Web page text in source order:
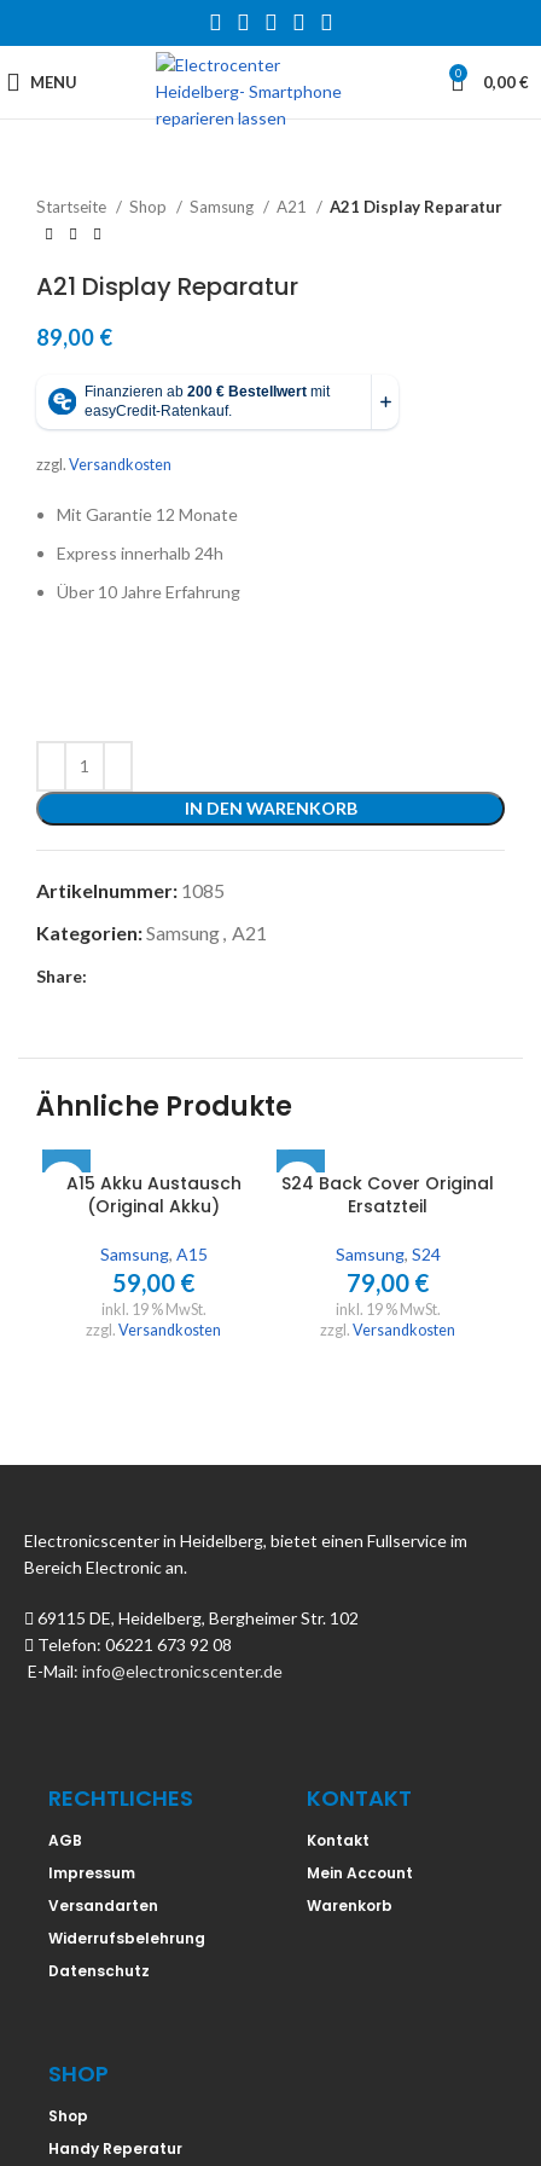
MENU 0 0,00€
Startseite Shop Samsung A21 A21 Display Reparatur
A21 Display Reparatur
89,00 €
zzgl. Versandkosten
Mit Garantie 12 Monate
Express innerhalb 24h
Über 10 Jahre Erfahrung
IN DEN WARENKORB
Artikelnummer: 1085
Kategorien:Samsung A21
Share:
Ähnliche Produkte
A15 Akku Austausch
(Original Akku)
Samsung, A15
59,00 €
inkl. 19 % MwSt.
zzgl. Versandkosten
S24 Back Cover Original
Ersatzteil
Samsung, S24
79,00 €
inkl. 19 % MwSt.
zzgl. Versandkosten
Electronicscenter in Heidelberg, bietet einen Fullservice im
Bereich Electronic an.
69115 DE, Heidelberg, Bergheimer Str. 102
Telefon: 06221 673 92 08
E-Mail:info@electronicscenter.de
RECHTLICHES
AGB
Impressum
Versandarten
Widerrufsbelehrung
Datenschutz
KONTAKT
Kontakt
Mein Account
Warenkorb
SHOP
Shop
Handy Reperatur